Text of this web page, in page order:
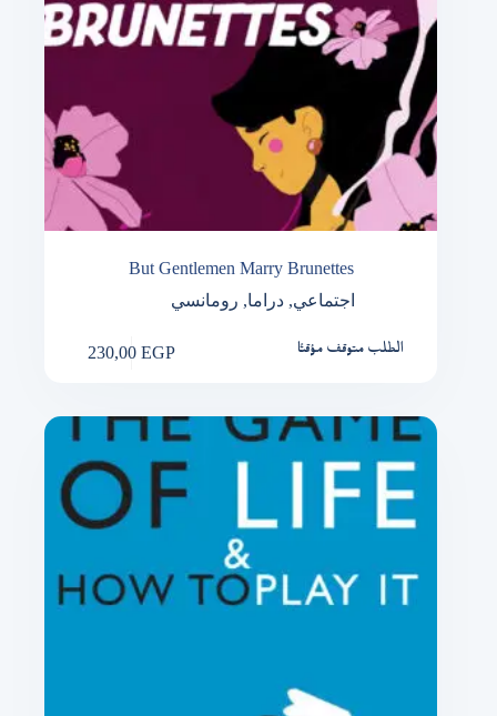
But Gentlemen Marry Brunettes
اجتماعي, دراما, رومانسي
230,00EGP الطلب متوقف مؤقتًا